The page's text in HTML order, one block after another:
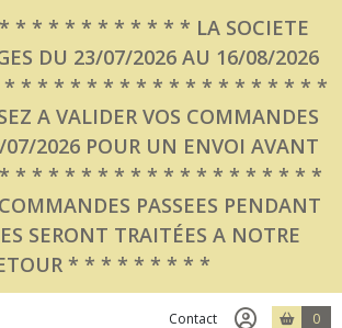
* * * * * * * * * * LA SOCIETE
DU 23/07/2026 AU 16/08/2026
* * * * * * * * * * * * * * * * * * * *
A VALIDER VOS COMMANDES
2026 POUR UN ENVOI AVANT
* * * * * * * * * * * * * * * * * * * *
PASSEES PENDANT
SERONT TRAITÉES A NOTRE
* * * * * * * * *
Contact 0